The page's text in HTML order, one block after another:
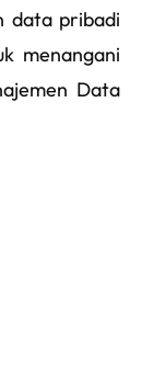
data pribadi
menangani
Data